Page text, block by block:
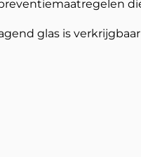
glas is